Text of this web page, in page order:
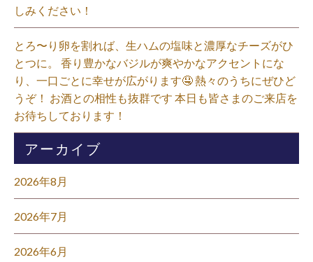
しみください！⁡
とろ〜り卵を割れば、生ハムの塩味と濃厚なチーズがひ
とつに。 香り豊かなバジルが爽やかなアクセントにな
り、一口ごとに幸せが広がります🤤 熱々のうちにぜひど
うぞ！ お酒との相性も抜群です 本日も皆さまのご来店を
お待ちしております！⁡
アーカイブ
2026年8月
2026年7月
2026年6月